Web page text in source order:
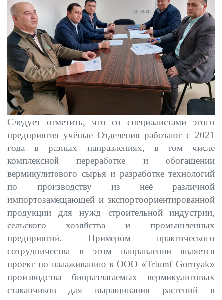
Следует отметить, что со специалистами этого
предприятия учёные Отделения работают с 2021
года в разных направлениях, в том числе
комплексной переработке и обогащении
вермикулитового сырья и разработке технологий
по производству из неё различной
импортозамещающей и экспортоориентированной
продукции для нужд строительной индустрии,
сельского хозяйства и промышленных
предприятий. Примером практического
сотрудничества в этом направлении является
проект по налаживанию в ООО «Triumf Gornyak»
производства биоразлагаемых вермикулитовых
стаканчиков для выращивания растений в